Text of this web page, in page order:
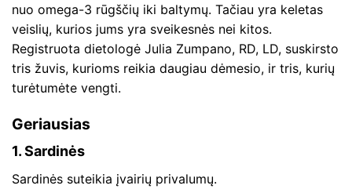
nuo ​​omega-3 rūgščių iki baltymų. Tačiau yra keletas
veislių, kurios jums yra sveikesnės nei kitos.
Registruota dietologė Julia Zumpano, RD, LD, suskirsto
tris žuvis, kurioms reikia daugiau dėmesio, ir tris, kurių
turėtumėte vengti.
Geriausias
1. Sardinės
Sardinės suteikia įvairių privalumų.